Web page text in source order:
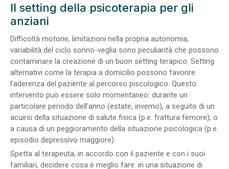
Il setting della psicoterapia per gli
anziani
Difficoltà motorie, limitazioni nella propria autonomia,
variabilità del ciclo sonno-veglia sono peculiarità che possono
contaminare la creazione di un buon setting terapico. Setting
alternativi come la terapia a domicilio possono favorire
l’aderenza del paziente al percorso piscologico. Questo
intervento può essere solo momentaneo: durante un
particolare periodo dell’anno (estate, inverno), a seguito di un
acuirsi della situazione di salute fisica (p.e. frattura femore), o
a causa di un peggioramento della situazione psicologica (p.e.
episodio depressivo maggiore).
Spetta al terapeuta, in accordo con il paziente e con i suoi
familiari, decidere cosa è meglio fare: in una situazione di